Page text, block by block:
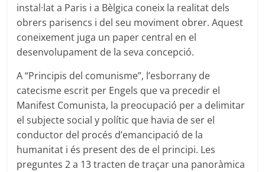
instal·lat a Paris i a Bèlgica coneix la realitat dels
obrers parisencs i del seu moviment obrer. Aquest
coneixement juga un paper central en el
desenvolupament de la seva concepció.
A “Principis del comunisme”, l’esborrany de
catecisme escrit per Engels que va precedir el
Manifest Comunista, la preocupació per a delimitar
el subjecte social y polític que havia de ser el
conductor del procés d’emancipació de la
humanitat i és present des de el principi. Les
preguntes 2 a 13 tracten de traçar una panoràmica